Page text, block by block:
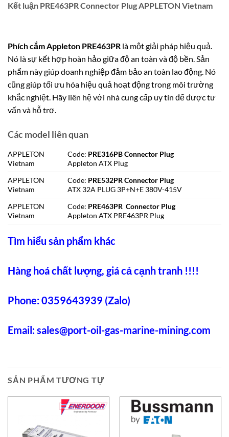
Kết luận PRE463PR Connector Plug APPLETON Vietnam
Phích cắm Appleton PRE463PR là một giải pháp hiệu quả.
Nó là sự kết hợp hoàn hảo giữa độ an toàn và độ bền. Sản
phẩm này giúp doanh nghiệp đảm bảo an toàn lao động. Nó
cũng giúp tối ưu hóa hiệu quả hoạt động trong môi trường
khắc nghiệt. Hãy liên hệ với nhà cung cấp uy tín để được tư
vấn và hỗ trợ.
Các model liên quan
APPLETON
Vietnam
Code: PRE316PB Connector Plug
Appleton ATX Plug
APPLETON
Vietnam
Code: PRE532PR Connector Plug
ATX 32A PLUG 3P+N+E 380V-415V
APPLETON
Vietnam
Code: PRE463PR Connector Plug
Appleton ATX PRE463PR Plug
Tìm hiểu sản phẩm khác
Hàng hoá chất lượng, giá cả cạnh tranh !!!!
Phone: 0359643939 (Zalo)
Email:sales@port-oil-gas-marine-mining.com
SẢN PHẨM TƯƠNG TỰ